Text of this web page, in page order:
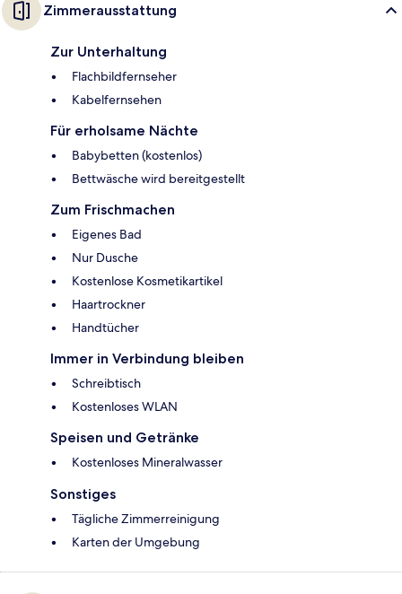
Zimmerausstattung
Zur Unterhaltung
Flachbildfernseher
Kabelfernsehen
Für erholsame Nächte
Babybetten (kostenlos)
Bettwäsche wird bereitgestellt
Zum Frischmachen
Eigenes Bad
Nur Dusche
Kostenlose Kosmetikartikel
Haartrockner
Handtücher
Immer in Verbindung bleiben
Schreibtisch
Kostenloses WLAN
Speisen und Getränke
Kostenloses Mineralwasser
Sonstiges
Tägliche Zimmerreinigung
Karten der Umgebung